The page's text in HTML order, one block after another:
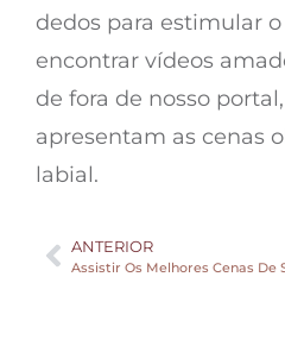
dedos para estimular
encontrar vídeos
de fora de nosso
apresentam as cenas
labial.
ANTERIOR
Assistir Os Melhores Cenas De